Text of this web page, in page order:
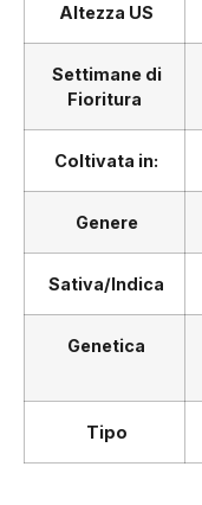
Altezza US
Settimane di
Fioritura
Coltivata in:
Genere
Sativa/Indica
Genetica
Tipo